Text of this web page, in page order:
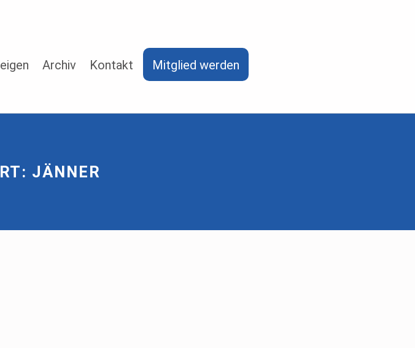
Archiv Kontakt Mitglied werden
JÄNNER